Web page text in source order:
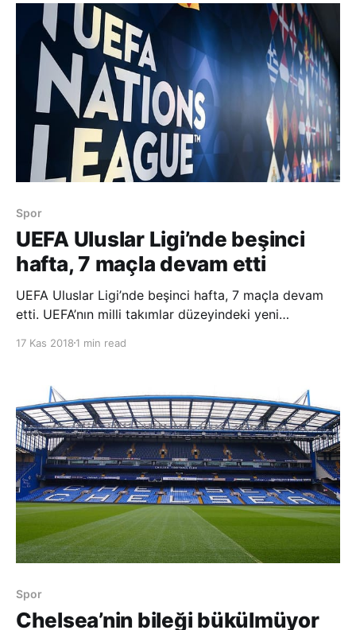
Moerman ve Micic’in üç sayılık bas
Spor
UEFA Uluslar Ligi’nde beşinci
hafta, 7 maçla devam etti
UEFA Uluslar Ligi’nde beşinci hafta, 7 maçla devam
etti. UEFA’nın milli takımlar düzeyindeki yeni
liglerinde 7 müsabaka oynandı. A Ligi 1. Grup’ta son
2-0 yenildi ve uluslararası
17 Kas 2018 1 min read
Spor
Chelsea’nin bileği bükülmüyor